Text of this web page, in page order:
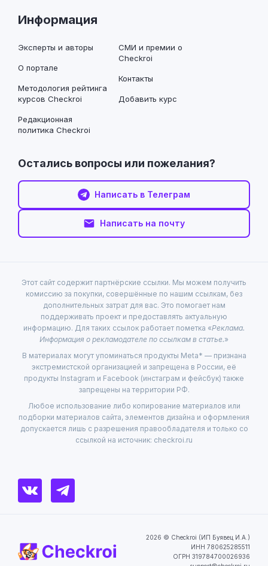
Информация
Эксперты и авторы
О портале
Методология рейтинга
курсов Checkroi
Редакционная
политика Checkroi
СМИ и премии о
Checkroi
Контакты
Добавить курс
Остались вопросы или пожелания?
Написать в Телеграм
Написать на почту
Этот сайт содержит партнёрские ссылки. Мы можем получить
комиссию за покупки, совершённые по нашим ссылкам, без
дополнительных затрат для вас. Это помогает нам
поддерживать проект и предоставлять актуальную
информацию. Для таких ссылок работает пометка «Реклама.
Информация о рекламодателе по ссылкам в статье.»
В материалах могут упоминаться продукты Meta* — признана
экстремистской организацией и запрещена в России, её
продукты Instagram и Facebook (инстаграм и фейсбук) также
запрещены на территории РФ.
Любое использование либо копирование материалов или
подборки материалов сайта, элементов дизайна и оформления
допускается лишь с разрешения правообладателя и только со
ссылкой на источник: checkroi.ru
2026 © Checkroi (ИП Буявец И.А.)
ИНН 780625285511
ОГРН 319784700026936